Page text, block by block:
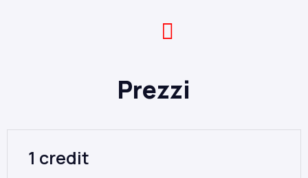
Prezzi
1 credit